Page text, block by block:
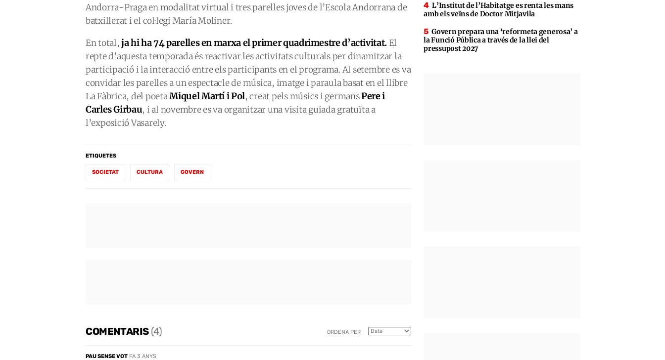
Andorra-Praga en modalitat virtual i tres parelles joves de l’Escola Andorrana de
batxillerat i el col·legi María Moliner.
En total, ja hi ha 74 parelles en marxa el primer quadrimestre d’activitat.El
repte d’aquesta temporada és reactivar les activitats culturals per dinamitzar la
participació i la interacció entre els participants en el programa. Al setembre es va
convidar les parelles a un espectacle de música, imatge i paraula basat en el llibre
La Fàbrica, del poetaMiquel Martí i Pol, creat pels músics i germansPere i
Carles Girbau, i al novembre es va organitzar una visita guiada gratuïta a
l’exposició Vasarely.
ETIQUETES
SOCIETAT CULTURA GOVERN
COMENTARIS (4) ORDENA PER
PAU SENSE VOT FA 3 ANYS
L’Institut de l’Habitatge es renta les mans
amb els veïns de Doctor Mitjavila
Govern prepara una ‘reformeta generosa’ a
la Funció Pública a través de la llei del
pressupost 2027